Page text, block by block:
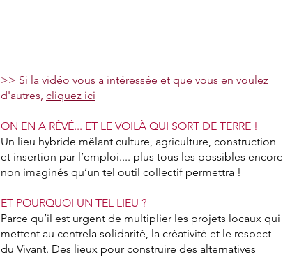
>> Si la vidéo vous a intéressée et que vous en voulez
d'autres, cliquez ici
ON EN A RÊVÉ... ET LE VOILÀ QUI SORT DE TERRE !
Un lieu hybride mêlant culture, agriculture, construction
et insertion par l’emploi.... plus tous les possibles encore
non imaginés qu’un tel outil collectif permettra !
ET POURQUOI UN TEL LIEU ?
Parce qu’il est urgent de multiplier les projets locaux qui
mettent au centrela solidarité, la créativité et le respect
du Vivant. Des lieux pour construire des alternatives